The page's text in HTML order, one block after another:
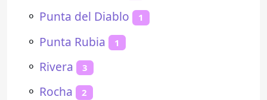
⚬ Punta del Diablo 1
⚬ Punta Rubia 1
⚬ Rivera 3
⚬ Rocha 2